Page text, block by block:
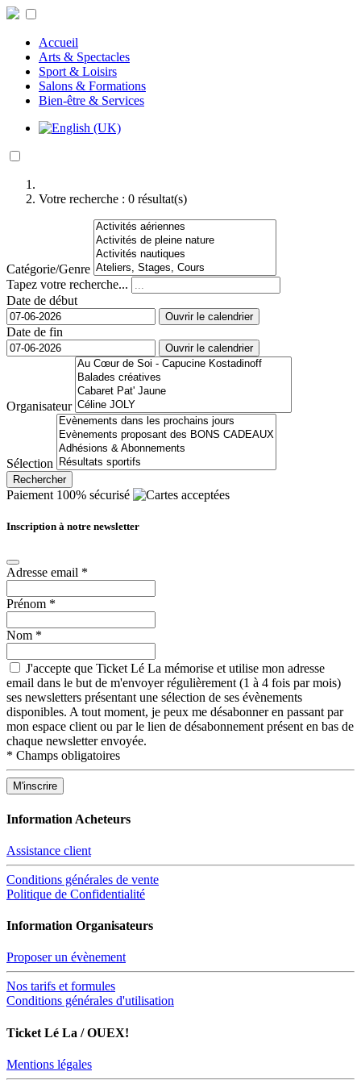
Accueil
Arts & Spectacles
Sport & Loisirs
Salons & Formations
Bien-être & Services
Votre recherche : 0 résultat(s)
Catégorie/Genre
Tapez votre recherche...
Date de début
Ouvrir le calendrier
Date de fin
Ouvrir le calendrier
Organisateur
Sélection
Rechercher
Paiement 100% sécurisé
Inscription à notre newsletter
Adresse email *
Prénom *
Nom *
J'accepte que Ticket Lé La mémorise et utilise mon adresse
email dans le but de m'envoyer régulièrement (1 à 4 fois par mois)
ses newsletters présentant une sélection de ses évènements
disponibles. A tout moment, je peux me désabonner en passant par
mon espace client ou par le lien de désabonnement présent en bas de
chaque newsletter envoyée.
* Champs obligatoires
Information Acheteurs
Assistance client
Conditions générales de vente
Politique de Confidentialité
Information Organisateurs
Proposer un évènement
Nos tarifs et formules
Conditions générales d'utilisation
Ticket Lé La / OUEX!
Mentions légales